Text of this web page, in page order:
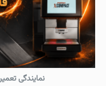
نمایندگی